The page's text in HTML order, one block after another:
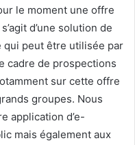
le moment une offre
d’une solution de
qui peut être utilisée par
cadre de prospections
sur cette offre
groupes. Nous
application d’e-
mais également aux